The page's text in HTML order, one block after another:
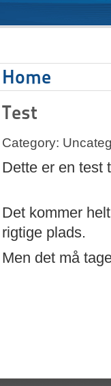
Home
Test
Category:
Dette er en test
Det kommer
rigtige plads.
Men det må